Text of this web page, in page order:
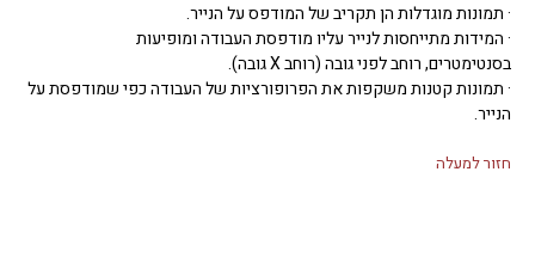
· תמונות מוגדלות הן תקריב של המודפס על הנייר.
· המידות מתייחסות לנייר עליו מודפסת העבודה ומופיעות
בסנטימטרים, רוחב לפני גובה (רוחב X גובה).
· תמונות קטנות משקפות את הפרופורציות של העבודה כפי שמודפסת על
הנייר.
חזור למעלה